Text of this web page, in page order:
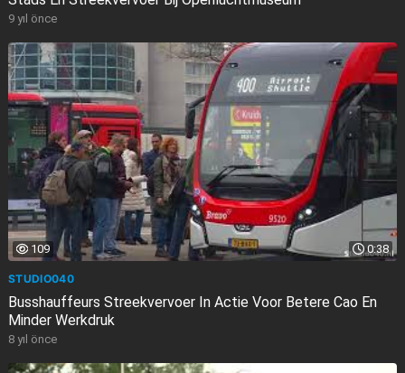
9 yıl önce
0:38
109
STUDIO040
Busshauffeurs Streekvervoer In Actie Voor Betere Cao En
Minder Werkdruk
8 yıl önce